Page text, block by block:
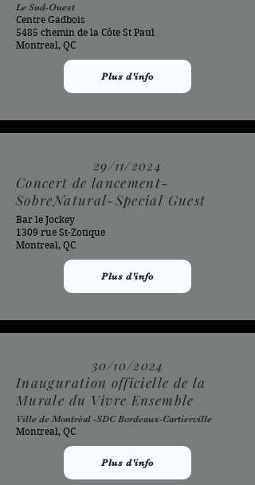
Le Sud-Ouest
Centre Gadbois
5485 chemin de la Côte St Paul
Montreal, QC
Plus d'info
29/11/2024
Concert de lancement-
SobreNatural-Special Guest
Bar le Jockey
1309 rue St-Zotique
Montreal, QC
Plus d'info
30/10/2024
Inauguration officielle de la
Murale du Vivre Ensemble
Ville de Montréal -SDC Bordeaux-Cartierville
Montreal, QC
Plus d'info